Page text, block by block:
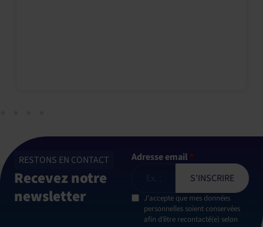
RESTONS EN CONTACT
Recevez notre
newsletter
Adresse email *
J'accepte que mes données
personnelles soient conservées
afin d’être recontacté(e) selon